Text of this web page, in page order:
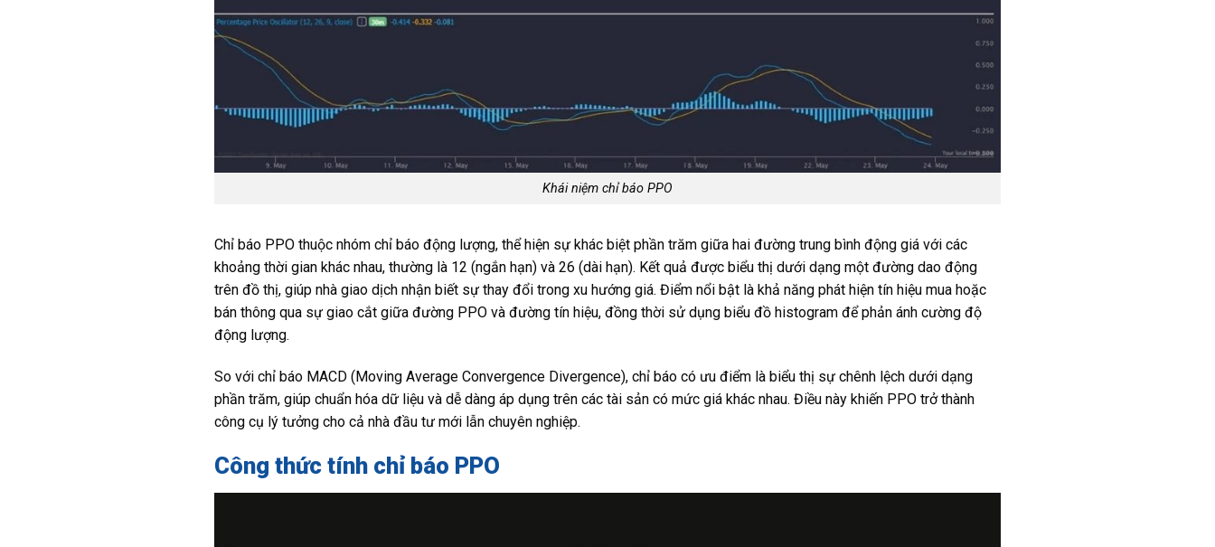
Khái niệm chỉ báo PPO
Chỉ báo PPO thuộc nhóm chỉ báo động lượng, thể hiện sự khác biệt phần trăm giữa hai đường trung bình động giá với các
khoảng thời gian khác nhau, thường là 12 (ngắn hạn) và 26 (dài hạn). Kết quả được biểu thị dưới dạng một đường dao động
trên đồ thị, giúp nhà giao dịch nhận biết sự thay đổi trong xu hướng giá. Điểm nổi bật là khả năng phát hiện tín hiệu mua hoặc
bán thông qua sự giao cắt giữa đường PPO và đường tín hiệu, đồng thời sử dụng biểu đồ histogram để phản ánh cường độ
động lượng.
So với chỉ báo MACD (Moving Average Convergence Divergence), chỉ báo có ưu điểm là biểu thị sự chênh lệch dưới dạng
phần trăm, giúp chuẩn hóa dữ liệu và dễ dàng áp dụng trên các tài sản có mức giá khác nhau. Điều này khiến PPO trở thành
công cụ lý tưởng cho cả nhà đầu tư mới lẫn chuyên nghiệp.
Công thức tính chỉ báo PPO